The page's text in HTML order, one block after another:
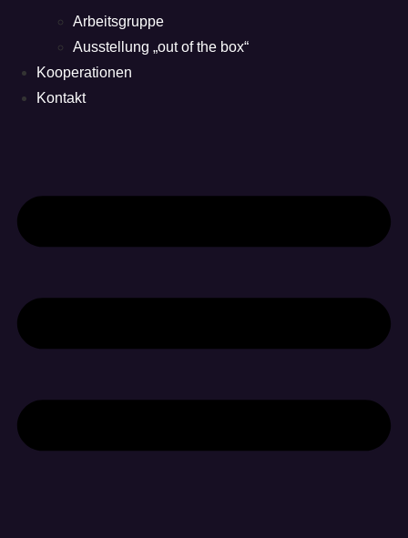
Arbeitsgruppe
Ausstellung „out of the box“
Kooperationen
Kontakt